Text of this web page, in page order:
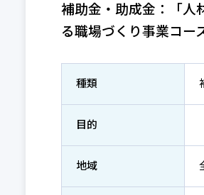
補助金・助成金：「人
る職場づくり事業コー
種類
目的
地域